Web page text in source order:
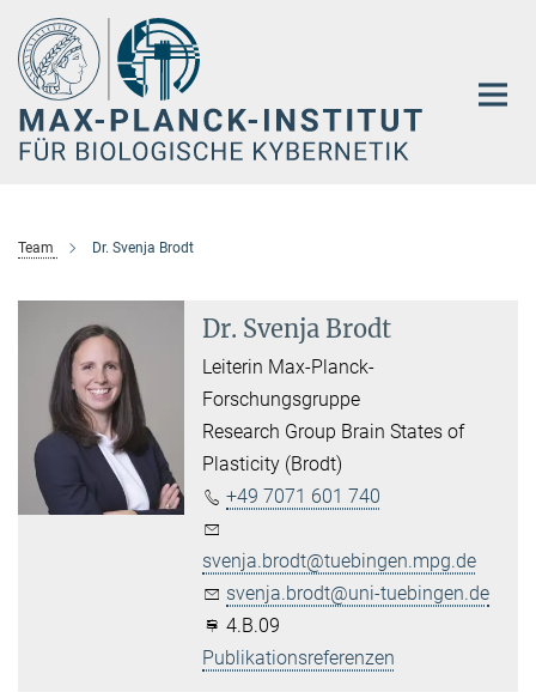
Hauptinhalt
Team Dr. Svenja Brodt
Dr. Svenja Brodt
Leiterin Max-Planck-
Forschungsgruppe
Research Group Brain States of
Plasticity (Brodt)
+49 7071 601 740
svenja.brodt@tuebingen.mpg.de
svenja.brodt@uni-tuebingen.de
4.B.09
Publikationsreferenzen